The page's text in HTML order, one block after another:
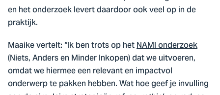
en het onderzoek levert daardoor ook veel op in de
praktijk.
Maaike vertelt: “Ik ben trots op hetNAMI onderzoek
(Niets, Anders en Minder Inkopen) dat we uitvoeren,
omdat we hiermee een relevant en impactvol
onderwerp te pakken hebben. Wat hoe geef je invulling